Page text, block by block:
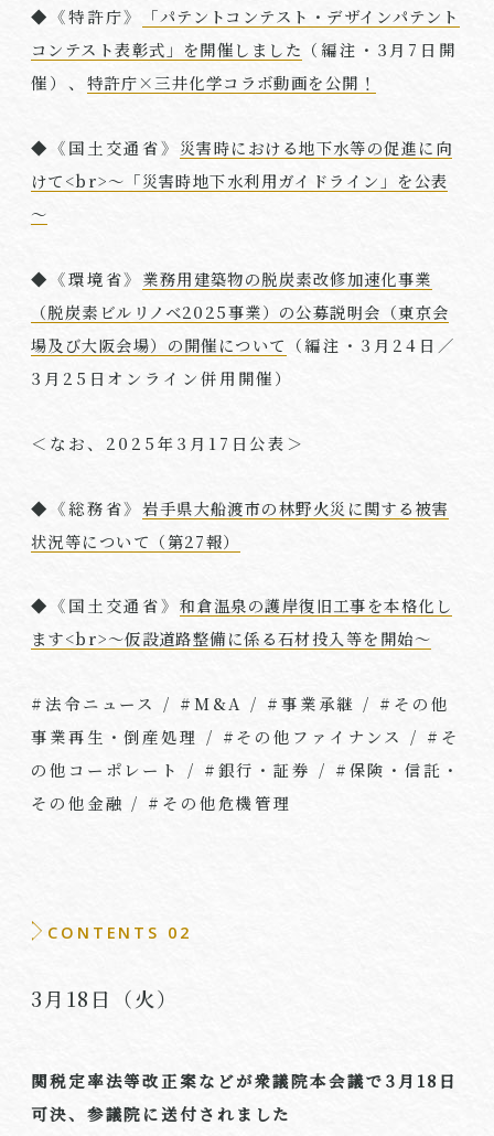
◆《特許庁》
「パテントコンテスト・デザインパテント
コンテスト表彰式」を開催しました （編注・ 3 月 7 日開
催）、 特許庁×三井化学コラボ動画を公開！
◆《国土交通省》 災害時における地下水等の促進に向
けて<br>～「災害時地下水利用ガイドライン」を公表
～
◆《環境省》 業務用建築物の脱炭素改修加速化事業
（脱炭素ビルリノベ2025事業）の公募説明会（東京会
場及び大阪会場）の開催について （編注・ 3 月 24 日／
3 月 25 日オンライン併用開催）
＜なお、 2025年3 月 17 日公表＞
◆《総務省》岩手県大船渡市の林野火災に関する被害
状況等について（第27報）
◆《国土交通省》和倉温泉の護岸復旧工事を本格化し
ます<br>～仮設道路整備に係る石材投入等を開始～
#法令ニュース / #M&A / #事業承継 / # その他
事業再生・倒産処理 / #その他ファイナンス / # そ
の他コーポレート
/ #銀行・証券 / #保険・信託・
その他金融 / # その他危機管理
CONTENTS 02
3月 18 日（火）
関税定率法等改正案などが衆議院本会議で3 月 18 日
可決、参議院に送付されました